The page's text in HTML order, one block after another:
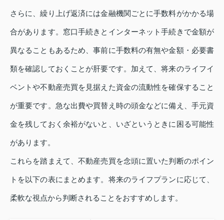
さらに、繰り上げ返済には金融機関ごとに手数料がかかる場
合があります。窓口手続きとインターネット手続きで金額が
異なることもあるため、事前に手数料の有無や金額・必要書
類を確認しておくことが肝要です。加えて、将来のライフイ
ベントや不動産売買を見据えた資金の流動性を確保すること
が重要です。急な出費や買替え時の頭金などに備え、手元資
金を残しておく余裕がないと、いざというときに困る可能性
があります。
これらを踏まえて、不動産売買を念頭に置いた判断のポイン
トを以下の表にまとめます。将来のライフプランに応じて、
柔軟な視点から判断されることをおすすめします。